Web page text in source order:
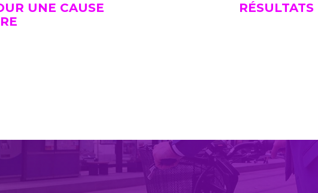
UNE CAUSE